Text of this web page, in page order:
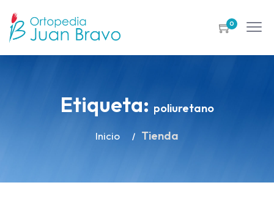
0
Etiqueta: poliuretano
Inicio Tienda